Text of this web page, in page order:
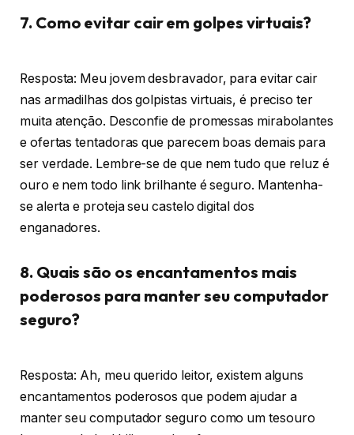
7. Como evitar cair em golpes virtuais?
Resposta: Meu jovem desbravador, para evitar cair
nas armadilhas dos golpistas virtuais, é preciso ter
muita atenção. Desconfie de promessas mirabolantes
e ofertas tentadoras que parecem boas demais para
ser verdade. Lembre-se de que nem tudo que reluz é
ouro e nem todo link brilhante é seguro. Mantenha-
se alerta e proteja seu castelo digital dos
enganadores.
8. Quais são os encantamentos mais
poderosos para manter seu computador
seguro?
Resposta: Ah, meu querido leitor, existem alguns
encantamentos poderosos que podem ajudar a
manter seu computador seguro como um tesouro